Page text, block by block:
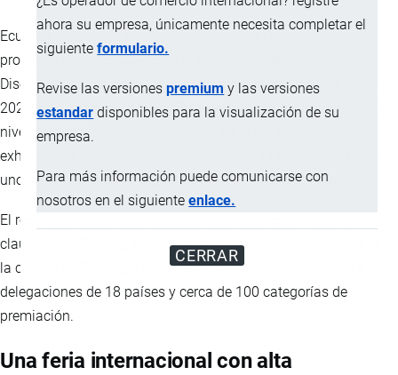
ahora su empresa, únicamente necesita completar el
siguienteformulario.
Revise las versionespremium y las versiones
estandar disponibles para la visualización de su
empresa.
Para más información puede comunicarse con
nosotros en el siguienteenlace.
CERRAR
Ecuador fue distinguido con el Premio del Gobernador de la
provincia de Gyeonggi-do en el Concurso Internacional de
Diseño de Stands de la Feria Internacional de Flores de Goyang
2026, uno de los eventos más relevantes del sector florícola a
nivel mundial. El país se posicionó entre las tres mejores
exhibiciones del certamen, consolidando su reputación como
uno de los principales exportadores de flores del mundo.
El reconocimiento fue entregado durante la ceremonia de
clausura del Goyang International Flower Award, realizado en
la ciudad de Goyang, Corea del Sur, un evento que reunió a
delegaciones de 18 países y cerca de 100 categorías de
premiación.
Una feria internacional con alta